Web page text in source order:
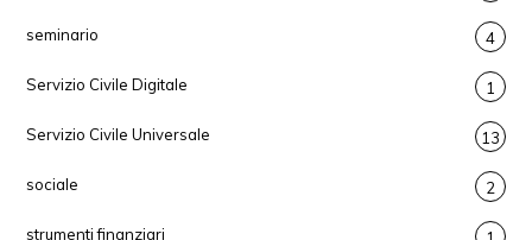
seminario 4
Servizio Civile Digitale 1
Servizio Civile Universale 13
sociale 2
strumenti finanziari